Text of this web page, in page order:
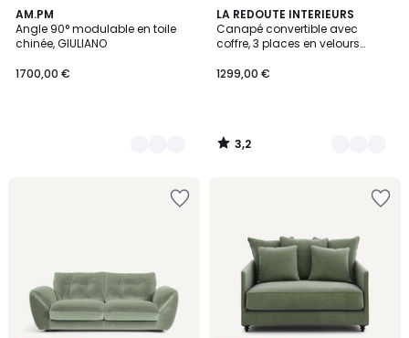
AM.PM
Angle 90° modulable en toile
chinée, GIULIANO
1700,00 €
7
Couleurs
LA REDOUTE INTERIEURS
Canapé convertible avec
coffre, 3 places en velours
1299,00 €
3,2
/ 5
7
Couleurs
3,2
/